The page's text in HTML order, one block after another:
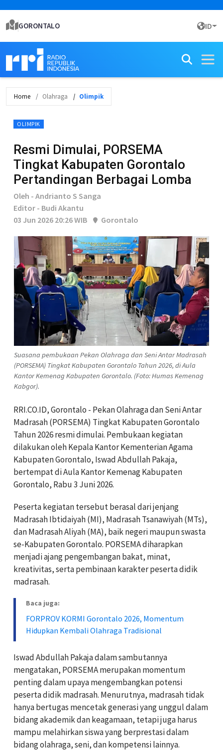
GORONTALO ID
Home Olahraga Olimpik
OLIMPIK
Resmi Dimulai, PORSEMA
Tingkat Kabupaten Gorontalo
Pertandingan Berbagai Lomba
Oleh - Andrianto S Sanga
Editor - Budi Akantu
03 Jun 2026 20:26 WIB
Gorontalo
Suasana pembukaan Pekan Olahraga dan Seni Antar Madrasah
(PORSEMA) Tingkat Kabupaten Gorontalo Tahun 2026, di Aula
Kantor Kemenag Kabupaten Gorontalo. (Foto: Humas Kemenag
Kabgor).
RRI.CO.ID, Gorontalo - Pekan Olahraga dan Seni Antar
Madrasah (PORSEMA) Tingkat Kabupaten Gorontalo
Tahun 2026 resmi dimulai. Pembukaan kegiatan
dilakukan oleh Kepala Kantor Kementerian Agama
Kabupaten Gorontalo, Iswad Abdullah Pakaja,
bertempat di Aula Kantor Kemenag Kabupaten
Gorontalo, Rabu 3 Juni 2026.
Peserta kegiatan tersebut berasal dari jenjang
Madrasah Ibtidaiyah (MI), Madrasah Tsanawiyah (MTs),
dan Madrasah Aliyah (MA), baik negeri maupun swasta
se-Kabupaten Gorontalo. PORSEMA diharapkan
menjadi ajang pengembangan bakat, minat,
kreativitas, serta pembinaan karakter peserta didik
madrasah.
Baca juga:
FORPROV KORMI Gorontalo 2026, Momentum
Hidupkan Kembali Olahraga Tradisional
Iswad Abdullah Pakaja dalam sambutannya
mengatakan, PORSEMA merupakan momentum
penting dalam upaya mengembangkan potensi
peserta didik madrasah. Menurutnya, madrasah tidak
hanya bertugas mencetak generasi yang unggul dalam
bidang akademik dan keagamaan, tetapi juga harus
mampu melahirkan siswa yang berprestasi dalam
bidang olahraga, seni, dan kompetensi lainnya.